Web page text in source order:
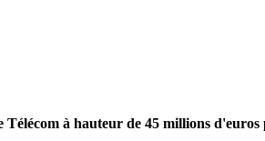
à hauteur de 45 millions